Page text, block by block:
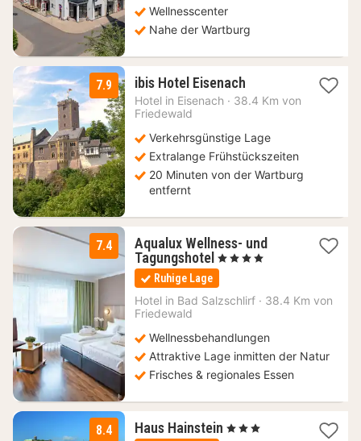
Wellnesscenter
Nahe der Wartburg
7.9 ibis Hotel Eisenach1
Nacht
€
Hotel in Eisenach · 38.4 Km von
Friedewald
Verkehrsgünstige Lage
Extralange Frühstückszeiten
20 Minuten von der Wartburg
entfernt
7.4
Aqualux Wellness- und
Tagungshotel 1
Nacht
ab
135,20
, 4 Sterne
Ruhige Lage
Hotel in Bad Salzschlirf · 38.4 Km von
Friedewald
Wellnessbehandlungen
Attraktive Lage inmitten der Natur
Frisches & regionales Essen
8.4 Haus Hainstein 2
, 3 Sterne